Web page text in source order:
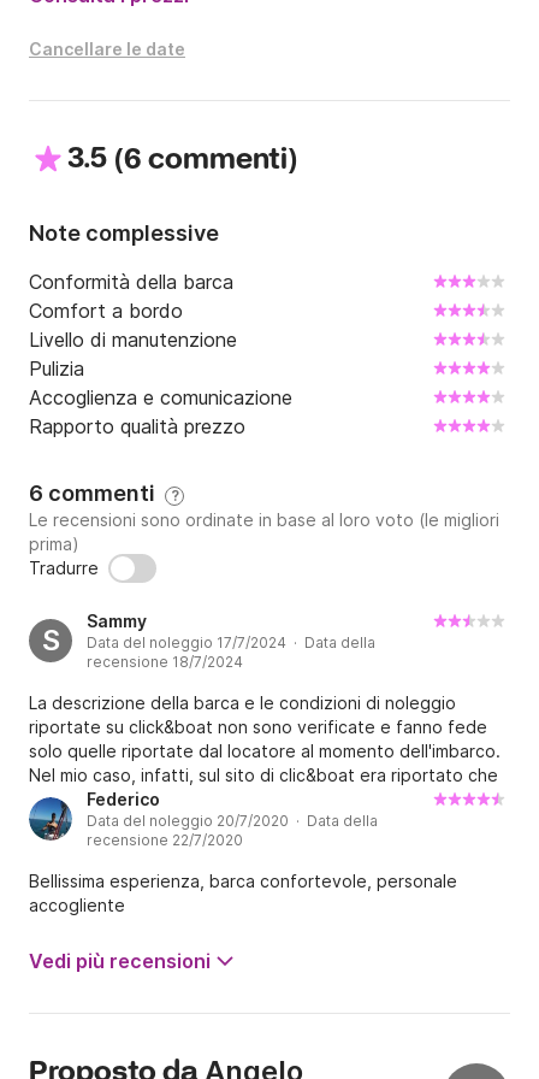
Cancellare le date
3.5 (6 commenti)
Note complessive
Conformità della barca
Comfort a bordo
Livello di manutenzione
Pulizia
Accoglienza e comunicazione
Rapporto qualità prezzo
6 commenti ?
Le recensioni sono ordinate in base al loro voto (le migliori
prima)
Tradurre
S
Sammy
Data del noleggio 17/7/2024 · Data della
recensione 18/7/2024
La descrizione della barca e le condizioni di noleggio
riportate su click&boat non sono verificate e fanno fede
solo quelle riportate dal locatore al momento dell'imbarco.
Nel mio caso, infatti, sul sito di clic&boat era riportato che
le spese di carburante sarebbe state incluso e invece non
lo sono state. Inoltre, dal momento della prenotazione, nel
frattempo era stato sostituito il motore di 115 cv con uno
di 40
Federico
Data del noleggio 20/7/2020 · Data della
recensione 22/7/2020
Bellissima esperienza, barca confortevole, personale
accogliente
Vedi più recensioni
Angelo